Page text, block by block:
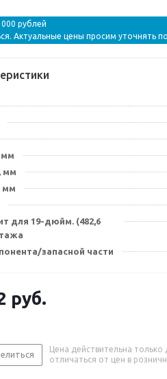
рублей
Актуальные цены просим уточнять
мм
мм
мм
для 19-дюйм. (482,6
запасной части
руб.
Цена действительна
отличаться от цен в